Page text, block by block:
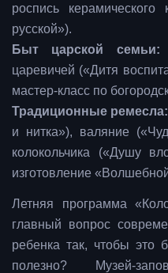
роспись керамического
русской»).
Быт царской семьи:
царевичей («Дитя
мастер-класс по
Традиционные ремесла:
и нитка»), валяние
колокольчика («Душу
изготовление
Летняя программа
главный вопрос
ребенка так, чтобы это
полезно? Музей-